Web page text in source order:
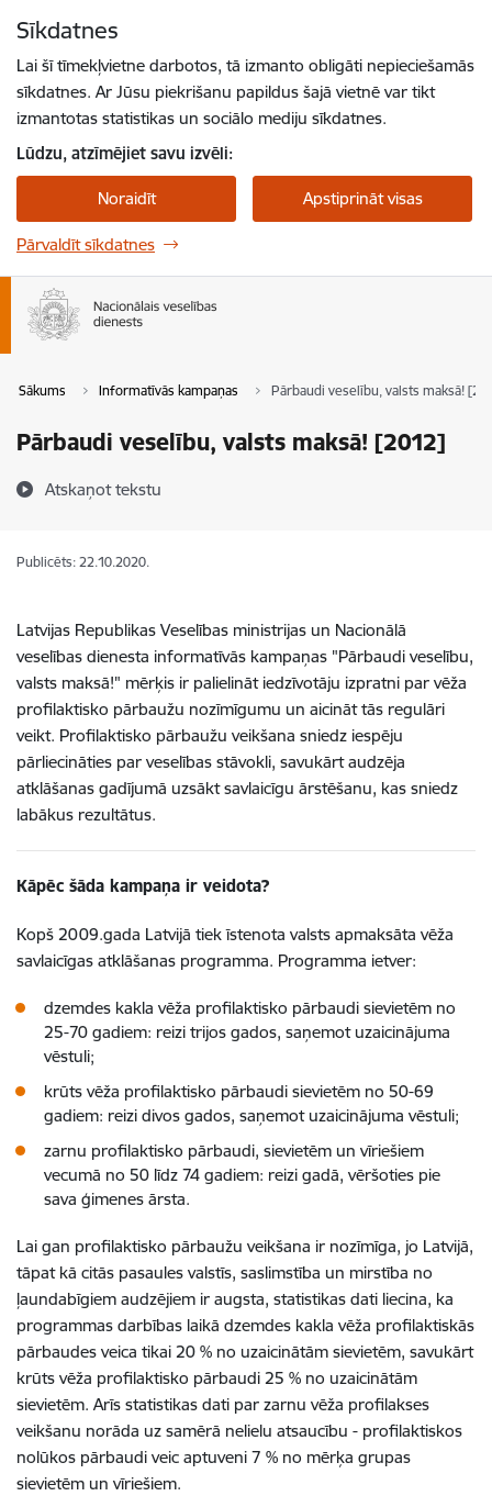
Sīkdatnes
Lai šī tīmekļvietne darbotos, tā izmanto obligāti nepieciešamās
sīkdatnes. Ar Jūsu piekrišanu papildus šajā vietnē var tikt
izmantotas statistikas un sociālo mediju sīkdatnes.
Lūdzu, atzīmējiet savu izvēli:
Noraidīt Apstiprināt visas
Pārvaldīt sīkdatnes
Sākums Informatīvās kampaņas Pārbaudi veselību, valsts maksā!
Pārbaudi veselību, valsts maksā! [2012]
Atskaņot tekstu
Publicēts: 22.10.2020.
Latvijas Republikas Veselības ministrijas un Nacionālā
veselības dienesta informatīvās kampaņas "Pārbaudi veselību,
valsts maksā!" mērķis ir palielināt iedzīvotāju izpratni par vēža
profilaktisko pārbaužu nozīmīgumu un aicināt tās regulāri
veikt. Profilaktisko pārbaužu veikšana sniedz iespēju
pārliecināties par veselības stāvokli, savukārt audzēja
atklāšanas gadījumā uzsākt savlaicīgu ārstēšanu, kas sniedz
labākus rezultātus.
Kāpēc šāda kampaņa ir veidota?
Kopš 2009.gada Latvijā tiek īstenota valsts apmaksāta vēža
savlaicīgas atklāšanas programma. Programma ietver:
dzemdes kakla vēža profilaktisko pārbaudi sievietēm no
25-70 gadiem: reizi trijos gados, saņemot uzaicinājuma
vēstuli;
krūts vēža profilaktisko pārbaudi sievietēm no 50-69
gadiem: reizi divos gados, saņemot uzaicinājuma vēstuli;
zarnu profilaktisko pārbaudi, sievietēm un vīriešiem
vecumā no 50 līdz 74 gadiem: reizi gadā, vēršoties pie
sava ģimenes ārsta.
Lai gan profilaktisko pārbaužu veikšana ir nozīmīga, jo Latvijā,
tāpat kā citās pasaules valstīs, saslimstība un mirstība no
ļaundabīgiem audzējiem ir augsta, statistikas dati liecina, ka
programmas darbības laikā dzemdes kakla vēža profilaktiskās
pārbaudes veica tikai 20 % no uzaicinātām sievietēm, savukārt
krūts vēža profilaktisko pārbaudi 25 % no uzaicinātām
sievietēm. Arīs statistikas dati par zarnu vēža profilakses
veikšanu norāda uz samērā nelielu atsaucību - profilaktiskos
nolūkos pārbaudi veic aptuveni 7 % no mērķa grupas
sievietēm un vīriešiem.